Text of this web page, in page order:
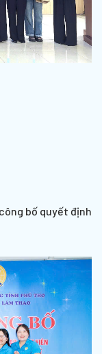
bố quyết định